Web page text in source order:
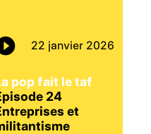
22 janvier 2026
pop fait le taf
24
et